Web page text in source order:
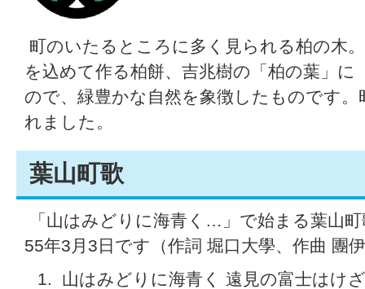
町のいたるところに多く見られる柏の木
を込めて作る柏餅、吉兆樹の「柏の葉」
ので、緑豊かな自然を象徴したものです。
れました。
葉山町歌
「山はみどりに海青く…」で始まる葉山
55年3月3日です（作詞 堀口大學、作曲 團
山はみどりに海青く 遠見の富士はけ